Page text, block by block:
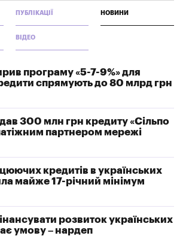
ПУБЛІКАЦІЇ НОВИНИ
ВІДЕО
програму «5-7-9%» для
спрямують до 80 млрд грн
300 млн грн кредиту «Сільпо
партнером мережі
кредитів в українських
майже 17-річний мінімум
розвиток українських
умову – нардеп